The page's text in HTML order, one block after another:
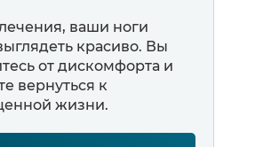
ваши ноги
красиво. Вы
от дискомфорта и
вернуться к
жизни.